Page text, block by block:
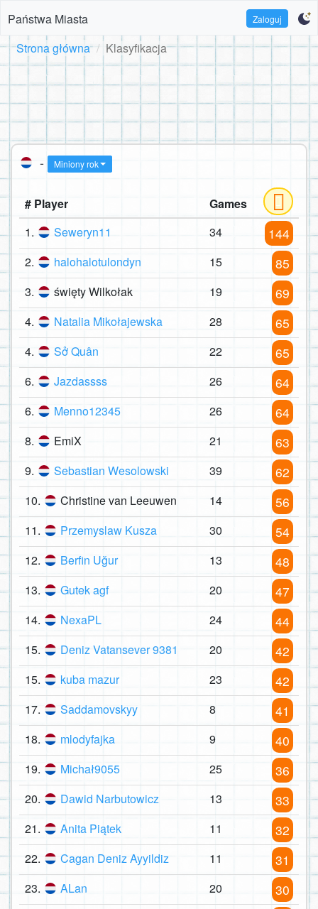
Państwa Miasta Zaloguj
Strona główna Klasyfikacja
- Miniony rok
# Player
Games
1.
Seweryn11 34 144
2. halohalotulondyn 15 85
3. święty Wilkołak 19 69
4. Natalia Mikołajewska 28 65
4. Sở Quân 22 65
6. Jazdassss 26 64
6. Menno12345 26 64
8. EmiX 21 63
9. Sebastian Wesolowski 39 62
10. Christine van Leeuwen 14 56
11. Przemyslaw Kusza 30 54
12. Berfin Uğur 13 48
13. Gutek agf 20 47
14. NexaPL 24 44
15. Deniz Vatansever 9381 20 42
15. kuba mazur 23 42
17. Saddamovskyy 8 41
18. mlodyfajka 9 40
19. Michał9055 25 36
20. Dawid Narbutowicz 13 33
21. Anita Piątek 11 32
22. Cagan Deniz Ayyildiz 11 31
23. ALan 20 30